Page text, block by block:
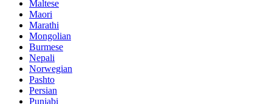
Maltese
Maori
Marathi
Mongolian
Burmese
Nepali
Norwegian
Pashto
Persian
Punjabi